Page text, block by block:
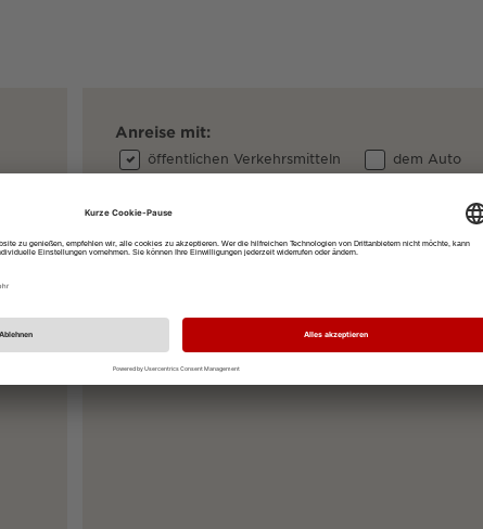
Anreise mit:
öffentlichen Verkehrsmitteln dem Auto